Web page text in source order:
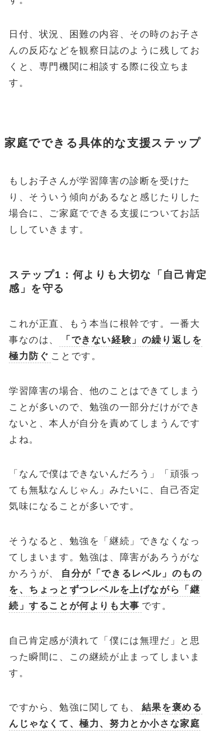
日付、状況、困難の内容、その時のお子さ
んの反応などを観察日誌のように残してお
くと、専門機関に相談する際に役立ちま
す。
家庭でできる具体的な支援ステップ
もしお子さんが学習障害の診断を受けた
り、そういう傾向があるなと感じたりした
場合に、ご家庭でできる支援についてお話
ししていきます。
ステップ1：何よりも大切な「自己肯定
感」を守る
これが正直、もう本当に根幹です。一番大
事なのは、
「できない経験」の繰り返しを
極力防ぐ ことです。
学習障害の場合、他のことはできてしまう
ことが多いので、勉強の一部分だけができ
ないと、本人が自分を責めてしまうんです
よね。
「なんで僕はできないんだろう」「頑張っ
ても無駄なんじゃん」みたいに、自己否定
気味になることが多いです。
そうなると、勉強を「継続」できなくなっ
てしまいます。勉強は、障害があろうがな
かろうが、
自分が「できるレベル」のもの
を、ちょっとずつレベルを上げながら「継
続」することが何よりも大事 です。
自己肯定感が潰れて「僕には無理だ」と思
った瞬間に、この継続が止まってしまいま
す。
ですから、勉強に関しても、
結果を褒める
んじゃなくて、極力、努力とか小さな家庭